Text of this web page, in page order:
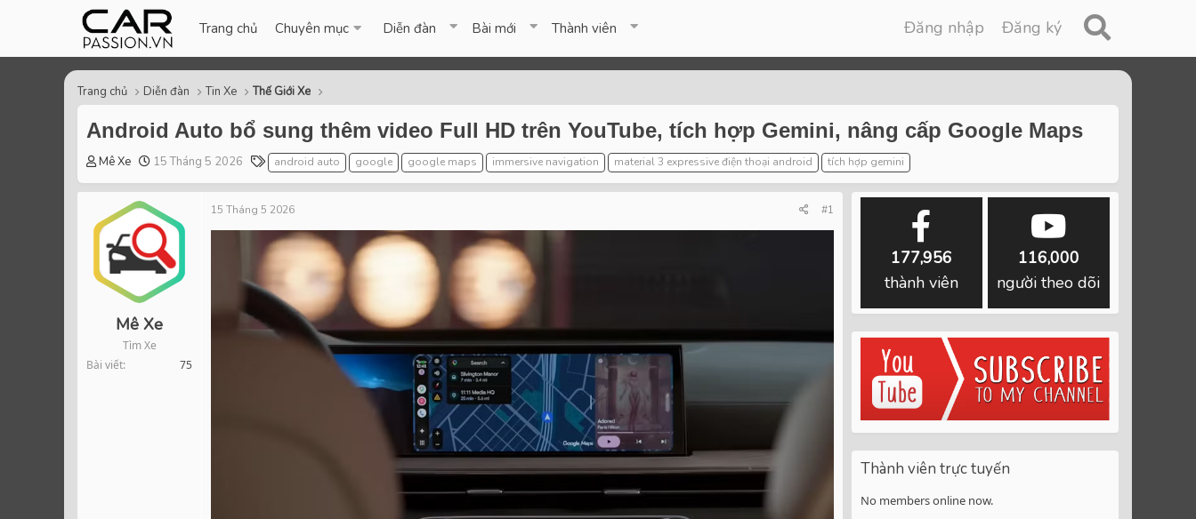
Trang chủ Chuyên mục Diễn đàn Bài mới Thành viên Đăng nhập Đăng ký
Trang chủ Diễn đàn Tin Xe Thế Giới Xe
Android Auto bổ sung thêm video Full HD trên YouTube, tích hợp Gemini, nâng cấp Google Maps
T
r
a
s
t
r
Mê Xe
S
a
r
t
d
a
t
e
15 Tháng 5 2026
T
a
g
s
android auto google google maps immersive navigation material 3 expressive điện thoại android tích hợp gemini
Mê Xe
Tìm Xe
Bài viết
75
15 Tháng 5 2026 #1
177,956
thành viên
116,000
người theo dõi
Thành viên trực tuyến
No members online now.